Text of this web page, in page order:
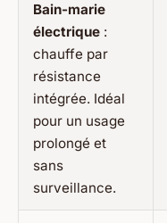
Bain-marie
électrique :
chauffe par
résistance
intégrée. Idéal
pour un usage
prolongé et
sans
surveillance.